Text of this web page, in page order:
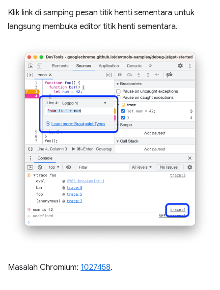
Klik link di samping pesan titik henti sementara untuk
langsung membuka editor titik henti sementara.
Masalah Chromium: 1027458.